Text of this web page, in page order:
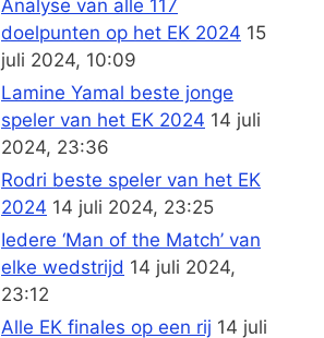
Analyse van alle 117
doelpunten op het EK 2024 15
juli 2024, 10:09
Lamine Yamal beste jonge
speler van het EK 2024 14 juli
2024, 23:36
Rodri beste speler van het EK
2024 14 juli 2024, 23:25
Iedere ‘Man of the Match’ van
elke wedstrijd 14 juli 2024,
23:12
Alle EK finales op een rij 14 juli